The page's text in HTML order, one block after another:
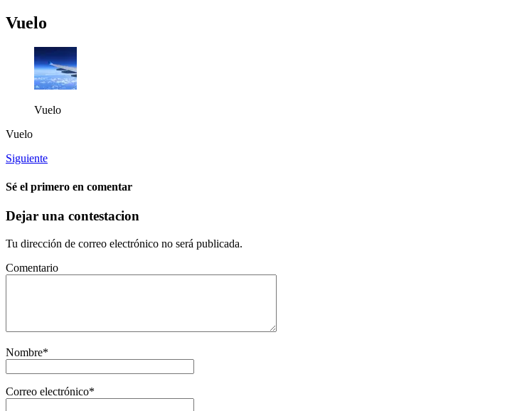
Vuelo
Vuelo
Vuelo
Siguiente
Sé el primero en comentar
Dejar una contestacion
Tu dirección de correo electrónico no será publicada.
Comentario
Nombre*
Correo electrónico*